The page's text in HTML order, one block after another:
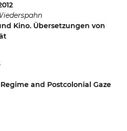
Kino. Übersetzungen von
and Postcolonial Gaze